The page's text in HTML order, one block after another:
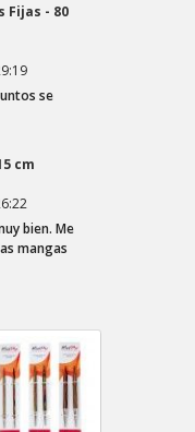
Fijas - 80
se
cm
bien. Me
mangas
"Crazy"
lana por